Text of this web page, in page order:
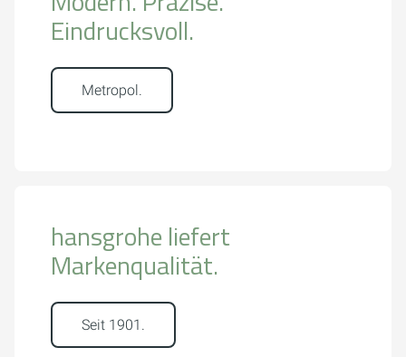
Eindrucksvoll.
Metropol.
hansgrohe liefert
Markenqualität.
Seit 1901.